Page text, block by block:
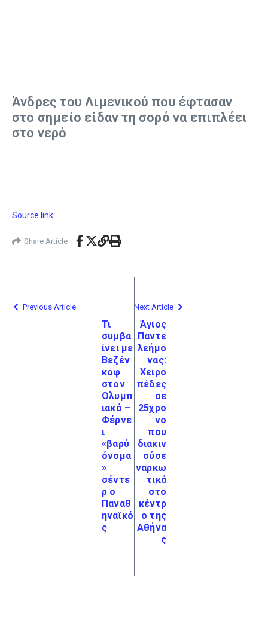
Άνδρες του Λιμενικού που έφτασαν
στο σημείο είδαν τη σορό να επιπλέει
στο νερό
Source link
Share Article
Previous Article
Τι
συμβα
ίνει με
Βεζέν
κοφ
στον
Ολυμπ
ιακό –
Φέρνε
ι
«βαρύ
όνομα
»
σέντε
ρ ο
Παναθ
ηναϊκό
ς
Next Article
Άγιος
Παντε
λεήμο
νας:
Χειρο
πέδες
σε
25χρο
νο
που
διακιν
ούσε
ναρκω
τικά
στο
κέντρ
ο της
Αθήνα
ς